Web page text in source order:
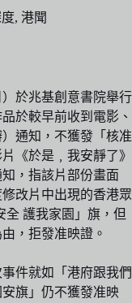
, 港聞
於兆基創意書院舉行
於較早前收到電影、
通知，不獲發「核准
《於是﹐我安靜了》
，指該片部份畫面
改片中出現的香港眾
全 護我家園」旗，但
，拒發准映證。
件就如「港府跟我們
旗」仍不獲發准映